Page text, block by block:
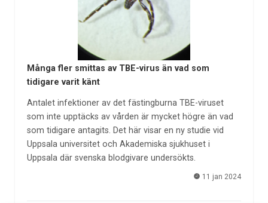
Många fler smittas av TBE-virus än vad som
tidigare varit känt
Antalet infektioner av det fästingburna TBE-viruset
som inte upptäcks av vården är mycket högre än vad
som tidigare antagits. Det här visar en ny studie vid
Uppsala universitet och Akademiska sjukhuset i
Uppsala där svenska blodgivare undersökts.
11 jan 2024